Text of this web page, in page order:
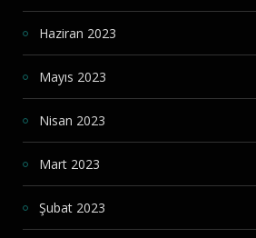
Haziran 2023
Mayıs 2023
Nisan 2023
Mart 2023
Şubat 2023